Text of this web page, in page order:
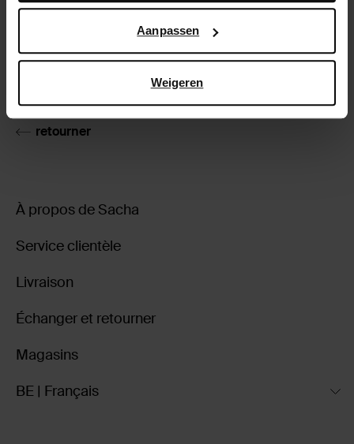
Aanpassen
Weigeren
Détails du produit
Livraison & retour
retourner
À propos de Sacha
Service clientèle
Livraison
Échanger et retourner
Magasins
BE | Français